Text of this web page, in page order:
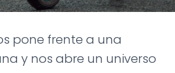
O
V
pone frente a una
y nos abre un universo